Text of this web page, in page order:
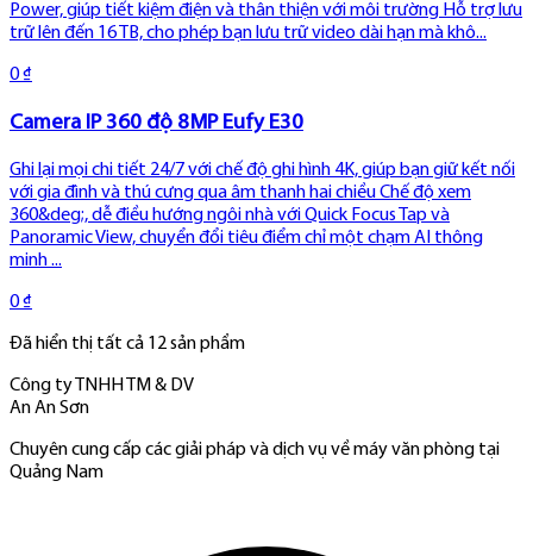
Power, giúp tiết kiệm điện và thân thiện với môi trường Hỗ trợ lưu
trữ lên đến 16 TB, cho phép bạn lưu trữ video dài hạn mà khô...
0 ₫
Camera IP 360 độ 8MP Eufy E30
Ghi lại mọi chi tiết 24/7 với chế độ ghi hình 4K, giúp bạn giữ kết nối
với gia đình và thú cưng qua âm thanh hai chiều Chế độ xem
360&deg;, dễ điều hướng ngôi nhà với Quick Focus Tap và
Panoramic View, chuyển đổi tiêu điểm chỉ một chạm AI thông
minh ...
0 ₫
Đã hiển thị tất cả 12sản phẩm
Công ty TNHH TM & DV
An An Sơn
Chuyên cung cấp các giải pháp và dịch vụ về máy văn phòng tại
Quảng Nam